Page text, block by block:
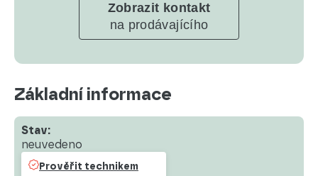
Zobrazit kontakt
na prodávajícího
Základní informace
Stav:
neuvedeno
Prověřit technikem